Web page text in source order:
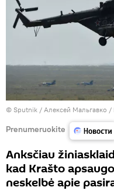
© Sputnik / Алексей Мальгавко /
Prenumeruokite
Anksčiau
kad Krašto
neskelbė apie